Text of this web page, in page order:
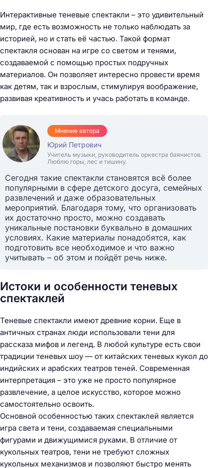
Интерактивные теневые спектакли – это удивительный
мир, где есть возможность не только наблюдать за
историей, но и стать её частью. Такой формат
спектакля основан на игре со светом и тенями,
создаваемой с помощью простых подручных
материалов. Он позволяет интересно провести время
как детям, так и взрослым, стимулируя воображение,
развивая креативность и учась работать в команде.
Мнение автора
Юрий Петрович
Учитель музыки, руководитель оркестра баянистов.
Люблю горы, лес и тишину.
Сегодня такие спектакли становятся всё более
популярными в сфере детского досуга, семейных
развлечений и даже образовательных
мероприятий. Благодаря тому, что организовать
их достаточно просто, можно создавать
уникальные постановки буквально в домашних
условиях. Какие материалы понадобятся, как
подготовить все необходимое и что важно
учитывать – об этом и пойдёт речь ниже.
Истоки и особенности теневых
спектаклей
Теневые спектакли имеют древние корни. Еще в
античных странах люди использовали тени для
рассказа мифов и легенд. В любой культуре есть свои
традиции теневых шоу — от китайских теневых кукол до
индийских и арабских театров теней. Современная
интерпретация – это уже не просто популярное
развлечение, а целое искусство, которое можно
самостоятельно освоить.
Основной особенностью таких спектаклей является
игра света и тени, создаваемая специальными
фигурами и движущимися руками. В отличие от
кукольных театров, тени не требуют сложных
кукольных механизмов и позволяют быстро менять